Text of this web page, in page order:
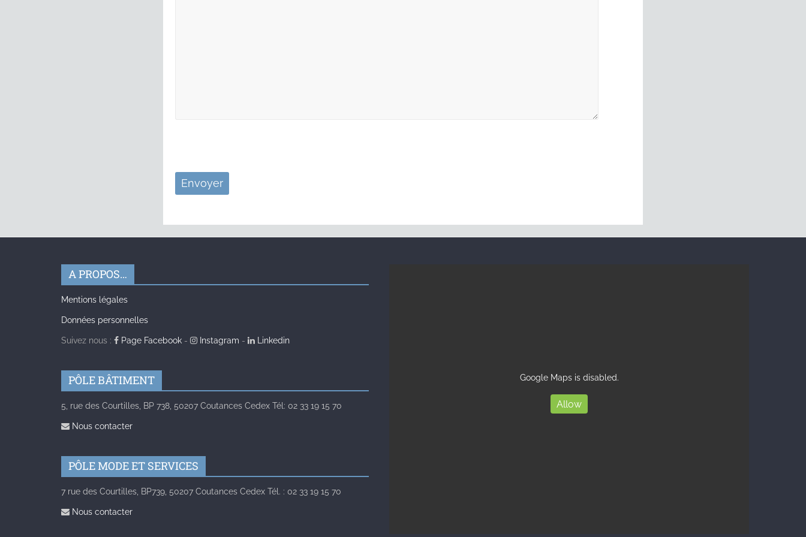
A PROPOS…
Mentions légales
Données personnelles
Suivez nous : Page Facebook - Instagram - Linkedin
PÔLE BÂTIMENT
5, rue des Courtilles, BP 738, 50207 Coutances Cedex Tél: 02 33 19 15 70
Nous contacter
PÔLE MODE ET SERVICES
7 rue des Courtilles, BP739, 50207 Coutances Cedex Tél. : 02 33 19 15 70
Nous contacter
Google Maps is disabled.
Allow